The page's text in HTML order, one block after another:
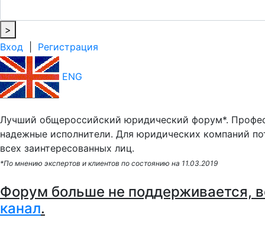
>
Вход
Регистрация
ENG
Лучший общероссийский юридический форум*.
надежные исполнители. Для юридических компаний
всех заинтересованных лиц.
*По мнению экспертов и клиентов по состоянию на 11.03.2019
Форум больше не поддерживается,
канал.